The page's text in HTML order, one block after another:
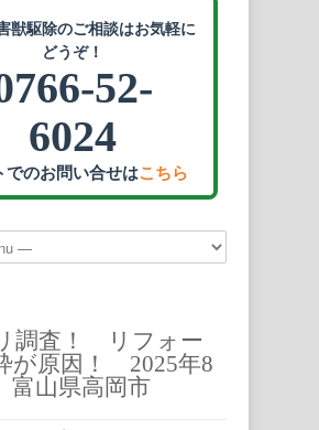
獣駆除のご相談はお気軽に
どうぞ！
52-
6024
でのお問い合せはこちら
調査！ リフォー
が原因！ 2025年8
山県高岡市